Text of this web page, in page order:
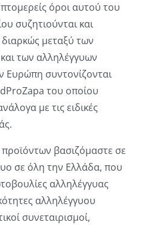
όροι αυτού του
συζητιούνται και
μεταξύ των
των αλληλέγγυων
συντονίζονται
του οποίου
με τις ειδικές
προϊόντων βασιζόμαστε σε
σε όλη την Ελλάδα, που
αλληλέγγυας
αλληλέγγυου
συνεταιρισμοί,